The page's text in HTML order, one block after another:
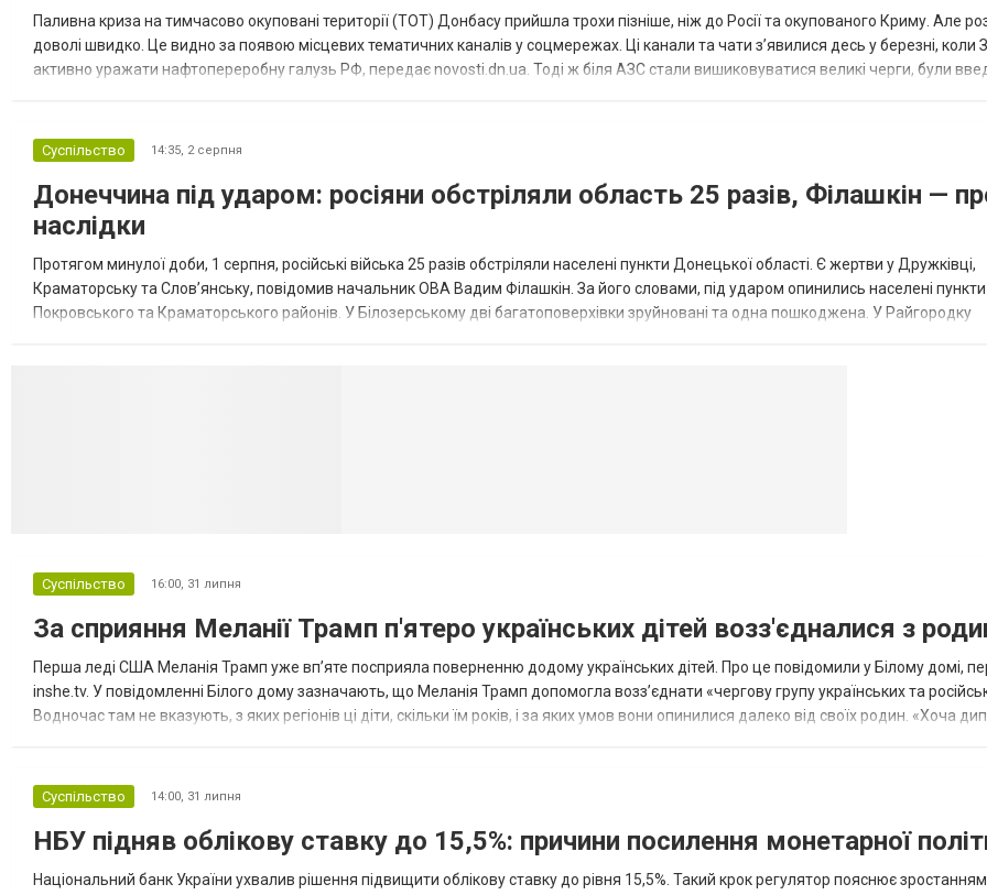
Паливна криза на тимчасово окуповані території (ТОТ) Донбасу прийшла трохи пізніше, ніж до Росії та окупованого Криму. Але
доволі швидко. Це видно за появою місцевих тематичних каналів у соцмережах. Ці канали та чати з’явилися десь у березні, коли
активно уражати нафтопереробну галузь РФ, передає novosti.dn.ua. Тоді ж біля АЗС стали вишиковуватися великі черги, були
Суспільство 14:35, 2 серпня
Донеччина під ударом: росіяни обстріляли область 25 разів, Філашкін —
наслідки
Протягом минулої доби, 1 серпня, російські війська 25 разів обстріляли населені пункти Донецької області. Є жертви у Дружківці,
Краматорську та Слов’янську, повідомив начальник ОВА Вадим Філашкін. За його словами, під ударом опинились населені пункти
Покровського та Краматорського районів. У Білозерському дві багатоповерхівки зруйновані та одна пошкоджена. У Райгородку
Суспільство 16:00, 31 липня
За сприяння Меланії Трамп п'ятеро українських дітей возз'єдналися з
Перша леді США Меланія Трамп уже впʼяте посприяла поверненню додому українських дітей. Про це повідомили у Білому домі,
inshe.tv. У повідомленні Білого дому зазначають, що Меланія Трамп допомогла возз’єднати «чергову групу українських та
Водночас там не вказують, з яких регіонів ці діти, скільки їм років, і за яких умов вони опинилися далеко від своїх родин. «Хоча
Суспільство 14:00, 31 липня
НБУ підняв облікову ставку до 15,5%: причини посилення монетарної
Національний банк України ухвалив рішення підвищити облікову ставку до рівня 15,5%. Такий крок регулятор пояснює